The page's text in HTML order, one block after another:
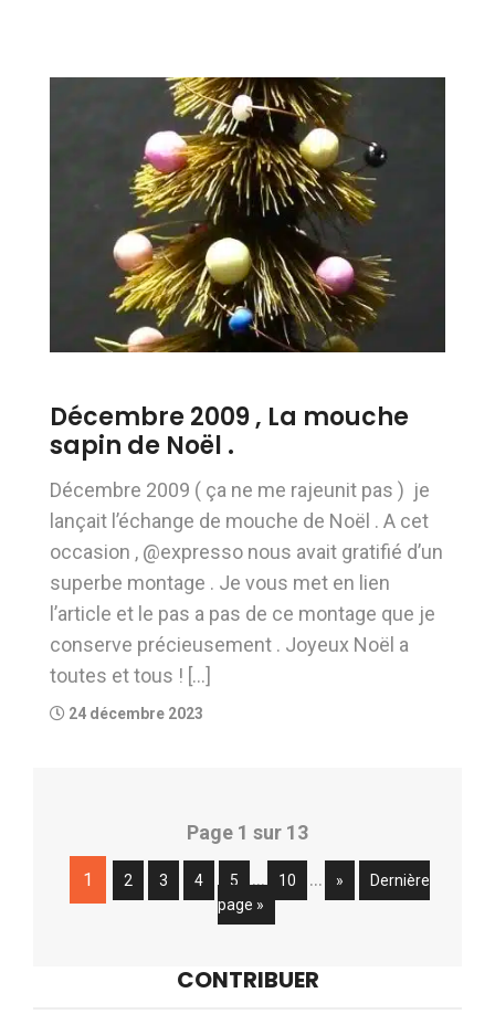
Décembre 2009 , La mouche
sapin de Noël .
Décembre 2009 ( ça ne me rajeunit pas ) je
lançait l’échange de mouche de Noël . A cet
occasion , @expresso nous avait gratifié d’un
superbe montage . Je vous met en lien
l’article et le pas a pas de ce montage que je
conserve précieusement . Joyeux Noël a
toutes et tous ! […]
24 décembre 2023
Page 1 sur 13
1 2 3 4 5 … 10 … »
Dernière
page »
CONTRIBUER